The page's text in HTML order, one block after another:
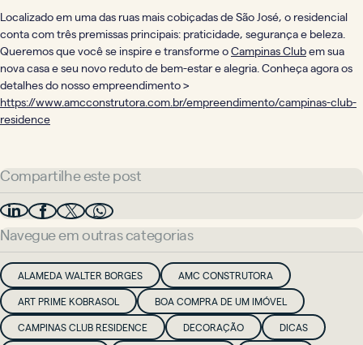
Localizado em uma das ruas mais cobiçadas de São José, o residencial
conta com três premissas principais: praticidade, segurança e beleza.
Queremos que você se inspire e transforme oCampinas Clubem sua
nova casa e seu novo reduto de bem-estar e alegria. Conheça agora os
detalhes do nosso empreendimento >
https://www.amcconstrutora.com.br/empreendimento/campinas-club-
residence
Compartilhe este post
Navegue em outras categorias
ALAMEDA WALTER BORGES
AMC CONSTRUTORA
ART PRIME KOBRASOL
BOA COMPRA DE UM IMÓVEL
CAMPINAS CLUB RESIDENCE
DECORAÇÃO
DICAS